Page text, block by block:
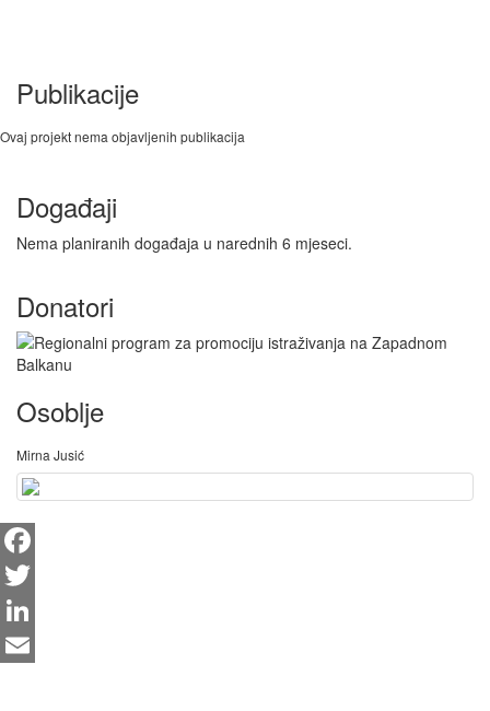
Publikacije
Ovaj projekt nema objavljenih publikacija
Događaji
Nema planiranih događaja u narednih 6 mjeseci.
Donatori
Osoblje
Mirna Jusić
Facebook
Twitter
LinkedIn